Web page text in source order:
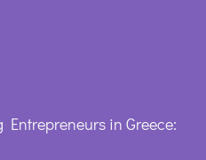
Entrepreneurs in Greece: